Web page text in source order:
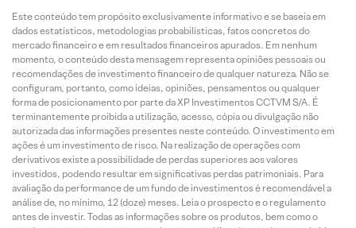
Este conteúdo tem propósito exclusivamente informativo e se baseia em
dados estatísticos, metodologias probabilísticas, fatos concretos do
mercado financeiro e em resultados financeiros apurados. Em nenhum
momento, o conteúdo desta mensagem representa opiniões pessoais ou
recomendações de investimento financeiro de qualquer natureza. Não se
configuram, portanto, como ideias, opiniões, pensamentos ou qualquer
forma de posicionamento por parte da XP Investimentos CCTVM S/A. É
terminantemente proibida a utilização, acesso, cópia ou divulgação não
autorizada das informações presentes neste conteúdo. O investimento em
ações é um investimento de risco. Na realização de operações com
derivativos existe a possibilidade de perdas superiores aos valores
investidos, podendo resultar em significativas perdas patrimoniais. Para
avaliação da performance de um fundo de investimentos é recomendável a
análise de, no mínimo, 12 (doze) meses. Leia o prospecto e o regulamento
antes de investir. Todas as informações sobre os produtos, bem como o